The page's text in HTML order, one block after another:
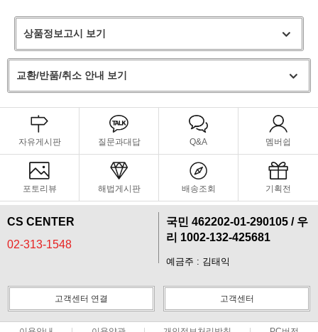
프 하세요!
상품정보고시 보기
교환/반품/취소 안내 보기
자유게시판 질문과대답 Q&A 멤버쉽
포토리뷰 해법게시판 배송조회 기획전
CS CENTER
02-313-1548
국민 462202-01-290105 / 우
리 1002-132-425681
예금주 : 김태익
고객센터 연결 고객센터